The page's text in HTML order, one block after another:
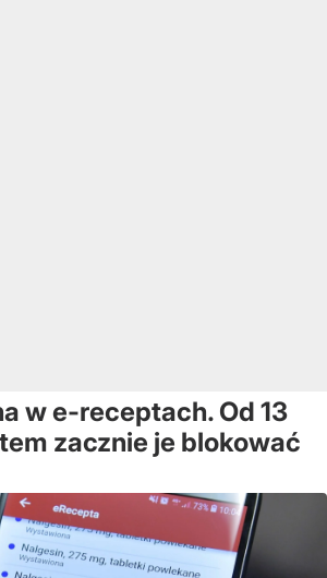
w e-receptach. Od 13
zacznie je blokować